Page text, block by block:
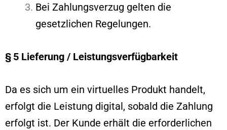
Bei Zahlungsverzug gelten die
gesetzlichen Regelungen.
§ 5 Lieferung / Leistungsverfügbarkeit
Da es sich um ein virtuelles Produkt handelt,
erfolgt die Leistung digital, sobald die Zahlung
erfolgt ist. Der Kunde erhält die erforderlichen